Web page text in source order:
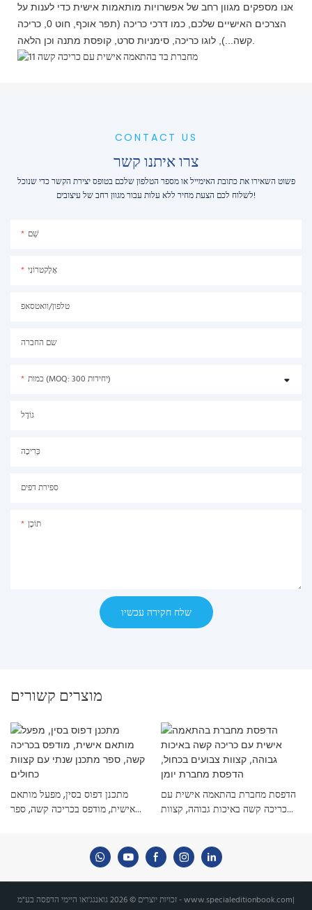
אנו מספקים מגוון רחב של אפשרויות מותאמות אישית כדי לענות על
הצרכים האישיים שלכם, כמו דרכי כריכה (תפר אוכף, חוט 0, כריכה
CONTACT US
צרו איתנו קשר
פשוט השאירו את כתובת האימייל או מספר הטלפון שלכם בטופס יצירת הקשר כדי שנוכל
לשלוח לכם הצעת מחיר ללא עלות עבור מגוון רחב של עיצובים!
שֵׁם
אֶלֶקטרוֹנִי
טלפון/וואטסאפ
שם החברה
כמות (MOQ: 300 יחידות)
גוֹדֶל
כְּרִיכָה
ספירת דפים
תוֹכֶן
שלח חקירה עכשיו
מוצרים קשורים
מתכנן דפוס בסין, מפעל מותאם
אישית, מודפס בכריכה קשה, ספר
הדפסת מחברת בהתאמה אישית עם
כריכה קשה באיכות גבוהה, קצוות
זכויות יוצרים © 2026 גואנגג'ואו היימי הדפסה בע"מ -www.specialeditionbook.com|